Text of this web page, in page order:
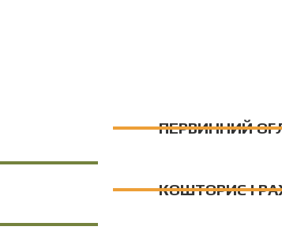
ПЕРВИННИЙ
КОШТОРИС І